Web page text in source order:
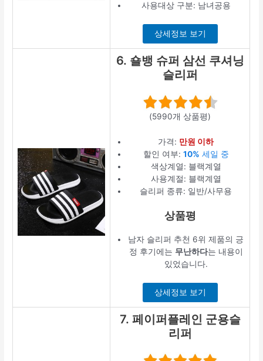
사용대상 구분: 남녀공용
상세정보 보기
6. 숄뱅 슈퍼 삼선 쿠셔닝
슬리퍼
(5990개 상품평)
가격: 만원 이하
할인 여부: 10% 세일 중
색상계열: 블랙계열
사용계절: 블랙계열
슬리퍼 종류: 일반/사무용
상품평
남자 슬리퍼 추천 6위 제품의 긍
정 후기에는 무난하다는 내용이
있었습니다.
상세정보 보기
7. 페이퍼플레인 군용슬
리퍼